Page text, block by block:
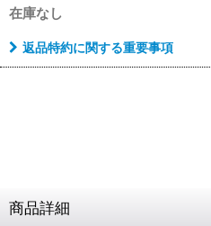
在庫なし
返品特約に関する重要事項
商品詳細